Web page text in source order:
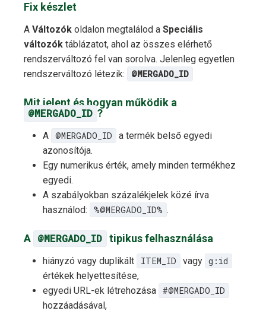
Fix készlet
A Változók oldalon megtalálod a Speciális
változók táblázatot, ahol az összes elérhető
rendszerváltozó fel van sorolva. Jelenleg egyetlen
rendszerváltozó létezik:
@MERGADO_ID
Mit jelent és hogyan működik a
@MERGADO_ID ?
A @MERGADO_ID
a termék belső egyedi
azonosítója.
Egy numerikus érték, amely minden termékhez
egyedi.
A szabályokban százalékjelek közé írva
használod:
%@MERGADO_ID% .
A @MERGADO_ID tipikus felhasználása
hiányzó vagy duplikált ITEM_ID vagy g:id
értékek helyettesítése,
egyedi URL-ek létrehozása #@MERGADO_ID
hozzáadásával,